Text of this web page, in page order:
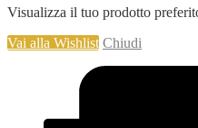
Visualizza il tuo prodotto
Vai alla Wishlist Chiudi